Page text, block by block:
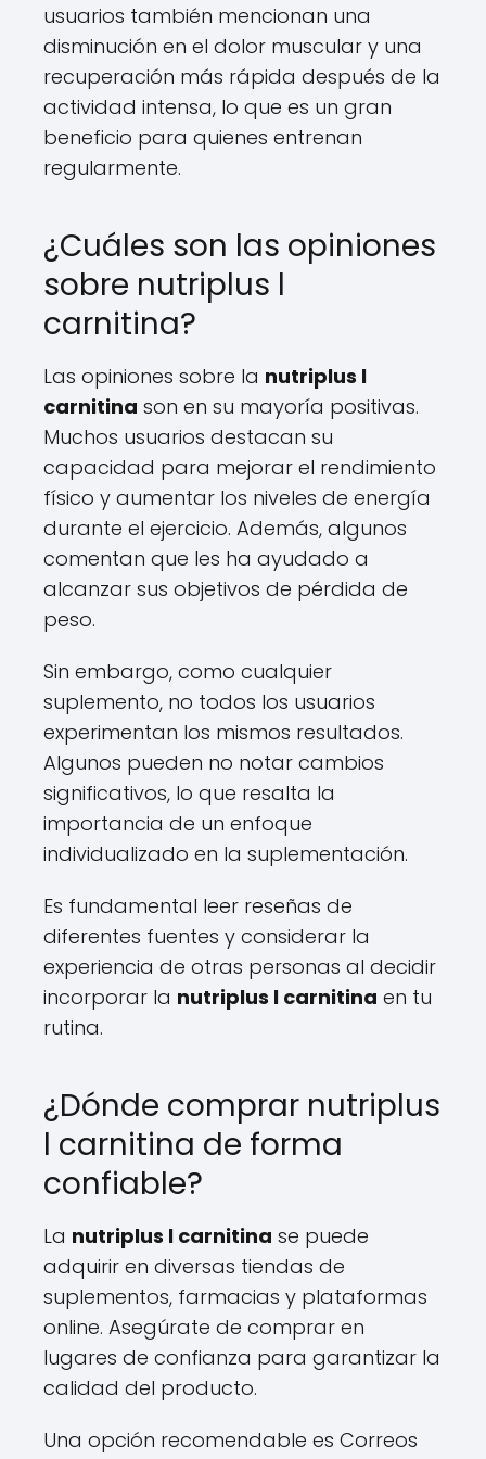
usuarios también mencionan una
disminución en el dolor muscular y una
recuperación más rápida después de la
actividad intensa, lo que es un gran
beneficio para quienes entrenan
regularmente.
¿Cuáles son las opiniones
sobre nutriplus l
carnitina?
Las opiniones sobre la nutriplus l
carnitina son en su mayoría positivas.
Muchos usuarios destacan su
capacidad para mejorar el rendimiento
físico y aumentar los niveles de energía
durante el ejercicio. Además, algunos
comentan que les ha ayudado a
alcanzar sus objetivos de pérdida de
peso.
Sin embargo, como cualquier
suplemento, no todos los usuarios
experimentan los mismos resultados.
Algunos pueden no notar cambios
significativos, lo que resalta la
importancia de un enfoque
individualizado en la suplementación.
Es fundamental leer reseñas de
diferentes fuentes y considerar la
experiencia de otras personas al decidir
incorporar la nutriplus l carnitina en tu
rutina.
¿Dónde comprar nutriplus
l carnitina de forma
confiable?
La nutriplus l carnitina se puede
adquirir en diversas tiendas de
suplementos, farmacias y plataformas
online. Asegúrate de comprar en
lugares de confianza para garantizar la
calidad del producto.
Una opción recomendable es Correos